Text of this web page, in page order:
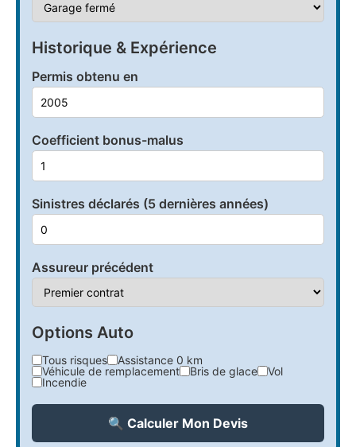
Historique & Expérience
Permis obtenu en
Coefficient bonus-malus
Sinistres déclarés (5 dernières années)
Assureur précédent
Options Auto
Tous risques
Assistance 0 km
Véhicule de remplacement
Bris de glace
Vol
Incendie
🔍 Calculer Mon Devis